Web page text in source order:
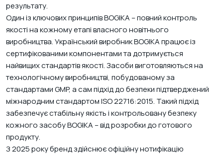
результату.
Один із ключових принципів BOGIKA – повний контроль
якості на кожному етапі власного новітнього
виробництва. Український виробник BOGIKA працює із
сертифікованими компонентами та дотримується
найвищих стандартів якості. Засоби виготовляються на
технологічному виробництві, побудованому за
стандартами GMP, а сам підхід до безпеки підтверджений
міжнародним стандартом ISO 22716:2015. Такий підхід
забезпечує стабільну якість і контрольовану безпеку
кожного засобу BOGIKA – від розробки до готового
продукту.
З 2025 року бренд здійснює офіційну нотифікацію